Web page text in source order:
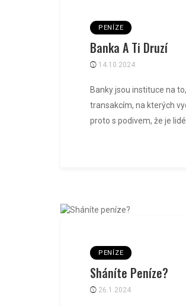
PENÍZE
Banka A Ti Druzí
14.10.2024
Banky jsou instituce na
transakcím, na kterých
proto s podivem, že je
PENÍZE
Sháníte Peníze?
26.1.2024